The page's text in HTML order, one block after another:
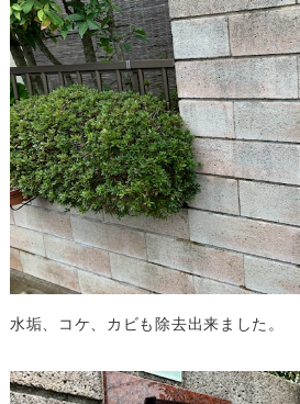
水垢、コケ、カビも除去出来ました。